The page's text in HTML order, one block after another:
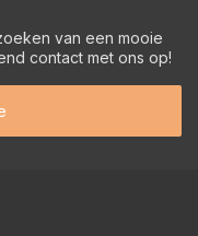
van een mooie
contact met ons op!